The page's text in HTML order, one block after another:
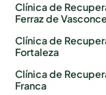
Clínica de
Ferraz de
Clínica de
Fortaleza
Clínica de
Franca